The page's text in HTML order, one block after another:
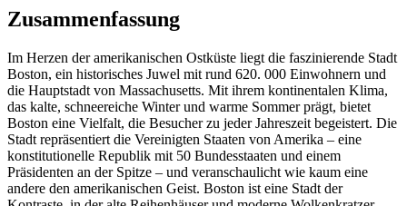
Zusammenfassung
Im Herzen der amerikanischen Ostküste liegt die faszinierende Stadt
Boston, ein historisches Juwel mit rund 620. 000 Einwohnern und
die Hauptstadt von Massachusetts. Mit ihrem kontinentalen Klima,
das kalte, schneereiche Winter und warme Sommer prägt, bietet
Boston eine Vielfalt, die Besucher zu jeder Jahreszeit begeistert. Die
Stadt repräsentiert die Vereinigten Staaten von Amerika – eine
konstitutionelle Republik mit 50 Bundesstaaten und einem
Präsidenten an der Spitze – und veranschaulicht wie kaum eine
andere den amerikanischen Geist. Boston ist eine Stadt der